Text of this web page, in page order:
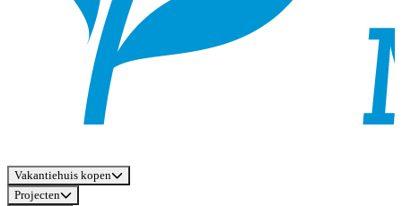
Vakantiehuis kopen
Projecten